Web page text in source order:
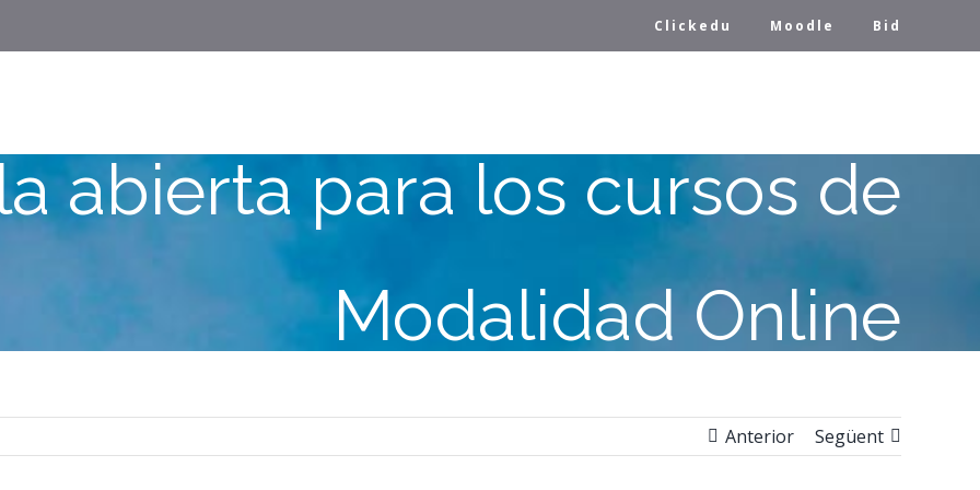
Clickedu Moodle Bid
abierta para los cursos de
Modalidad Online
Anterior Següent